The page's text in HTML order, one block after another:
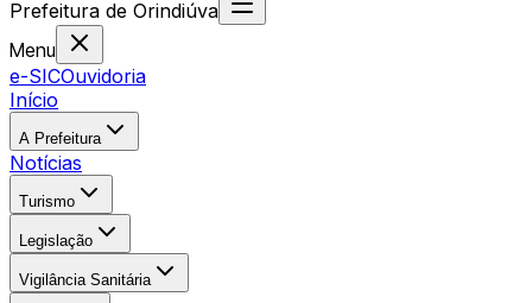
Prefeitura de Orindiúva
Menu
e-SICOuvidoria
Início
A Prefeitura
Notícias
Turismo
Legislação
Vigilância Sanitária